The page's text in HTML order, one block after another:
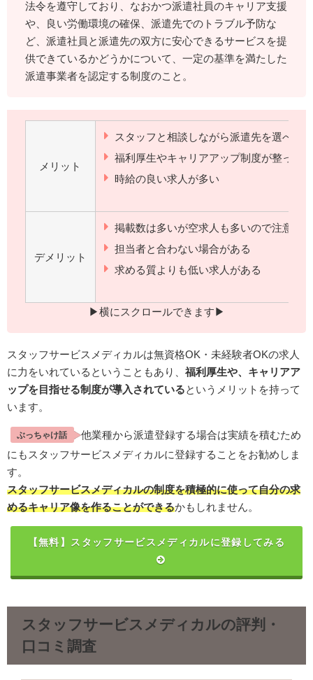
法令を遵守しており、なおかつ派遣社員のキャリア支援
や、良い労働環境の確保、派遣先でのトラブル予防な
ど、派遣社員と派遣先の双方に安心できるサービスを提
供できているかどうかについて、一定の基準を満たした
派遣事業者を認定する制度のこと。
メリット
スタッフと相談しながら派遣先を選べる
福利厚生やキャリアアップ制度が整って
時給の良い求人が多い
デメリット
掲載数は多いが空求人も多いので注意
担当者と合わない場合がある
求める質よりも低い求人がある
▶︎横にスクロールできます▶︎
スタッフサービスメディカルは無資格OK・未経験者OKの求人
に力をいれているということもあり、 福利厚生や、キャリアア
ップを目指せる制度が導入されている というメリットを持って
います。
ぶっちゃけ話
他業種から派遣登録する場合は実績を積むため
にもスタッフサービスメディカルに登録することをお勧めしま
す。
スタッフサービスメディカルの制度を積極的に使って自分の求
めるキャリア像を作ることができるかもしれません。
【無料】スタッフサービスメディカルに登録してみる
スタッフサービスメディカルの評判・
口コミ調査